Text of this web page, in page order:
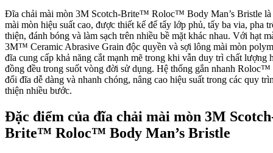
Đĩa chải mài mòn 3M Scotch-Brite™ Roloc™ Body Man’s Bristle là
mài mòn hiệu suất cao, được thiết kế để tẩy lớp phủ, tẩy ba via, pha
thiện, đánh bóng và làm sạch trên nhiều bề mặt khác nhau. Với hạt
3M™ Ceramic Abrasive Grain độc quyền và sợi lông mài mòn
đĩa cung cấp khả năng cắt mạnh mẽ trong khi vẫn duy trì chất lượng
đồng đều trong suốt vòng đời sử dụng. Hệ thống gắn nhanh Roloc™
đổi đĩa dễ dàng và nhanh chóng, nâng cao hiệu suất trong các quy
thiện nhiều bước.
Đặc điểm của đĩa chải mài mòn 3M
Brite™ Roloc™ Body Man’s Bristle